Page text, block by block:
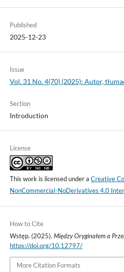
Published
2025-12-23
Issue
Vol. 31 No. 4(70) (2025): Autor,
Section
Introduction
License
This work is licensed under a Creative
NonCommercial-NoDerivatives 4.0
How to Cite
Wstęp. (2025). Między Oryginałem a
https://doi.org/10.12797/
More Citation Formats